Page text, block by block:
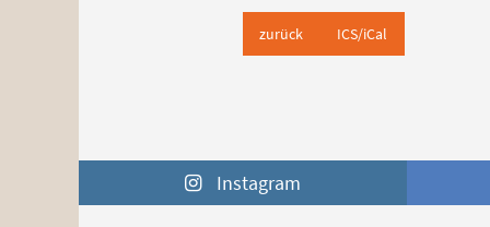
zurück ICS/iCal
Instagram